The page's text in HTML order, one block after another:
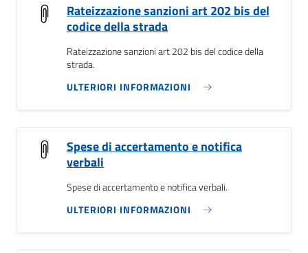
Rateizzazione sanzioni art 202 bis del
codice della strada
Rateizzazione sanzioni art 202 bis del codice della
strada.
ULTERIORI INFORMAZIONI
Spese di accertamento e notifica
verbali
Spese di accertamento e notifica verbali.
ULTERIORI INFORMAZIONI